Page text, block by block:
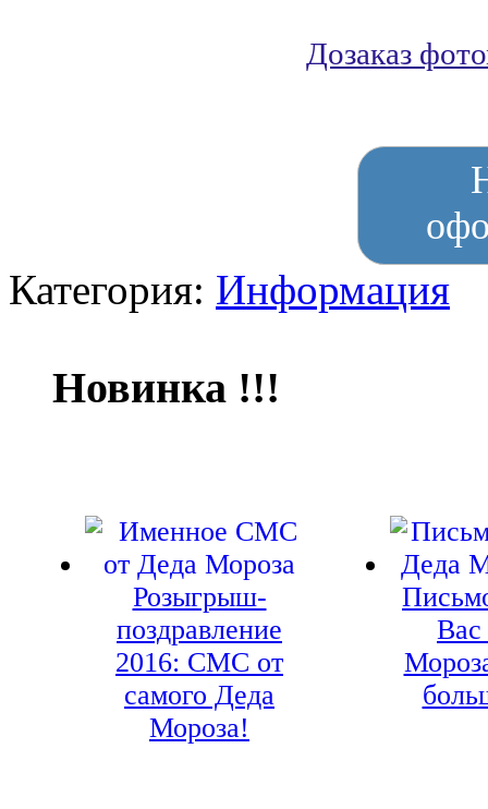
Дозаказ
Категория: Информация
Новинка !!!
Розыгрыш-
поздравление
2016: СМС от
самого Деда
Мороза!